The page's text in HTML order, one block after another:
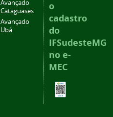
Avançado
Cataguases
Avançado
Ubá
o
cadastro
do
IFSudesteMG
no e-
MEC